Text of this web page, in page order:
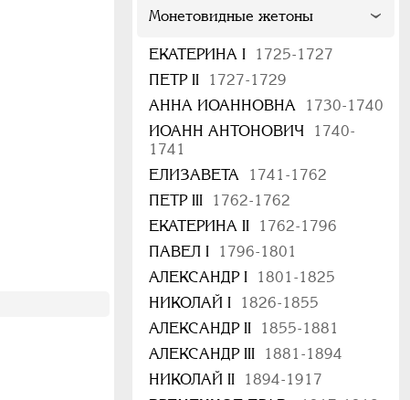
Монетовидные жетоны
ЕКАТЕРИНА I
1725-1727
ПЕТР II
1727-1729
АННА ИОАННОВНА
1730-1740
ИОАНН АНТОНОВИЧ
1740-
1741
ЕЛИЗАВЕТА
1741-1762
ПЕТР III
1762-1762
ЕКАТЕРИНА II
1762-1796
ПАВЕЛ I
1796-1801
АЛЕКСАНДР I
1801-1825
НИКОЛАЙ I
1826-1855
АЛЕКСАНДР II
1855-1881
АЛЕКСАНДР III
1881-1894
НИКОЛАЙ II
1894-1917